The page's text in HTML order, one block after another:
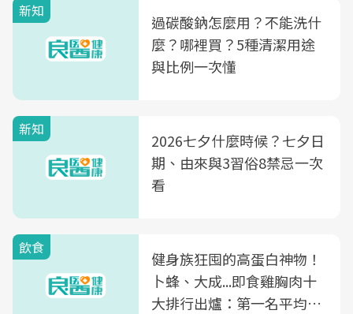
新知
過碳酸鈉怎麼用？不能洗什
麼？哪裡買？5種清潔用途
與比例一次懂
新知
2026七夕什麼時候？七夕日
期、由來與3習俗8禁忌一次
看
飲食
健身族狂囤的高蛋白神物！
卜蜂、大成...即食雞胸肉十
大排行出爐：第一名平均一